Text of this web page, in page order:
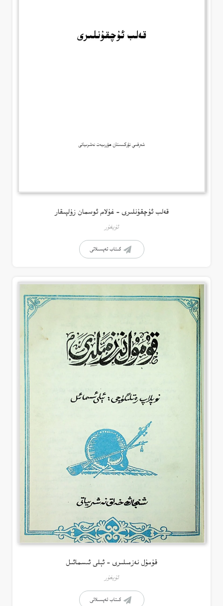
قەلب ئۇچقۇنلىرى – غۇلام ئوسمان زۇلپىقار
ئۇيغۇر
كىتاب تەپسىلاتى
قۇمۇل نەزمىلىرى – ئېلى ئىسمائىل
ئۇيغۇر
كىتاب تەپسىلاتى